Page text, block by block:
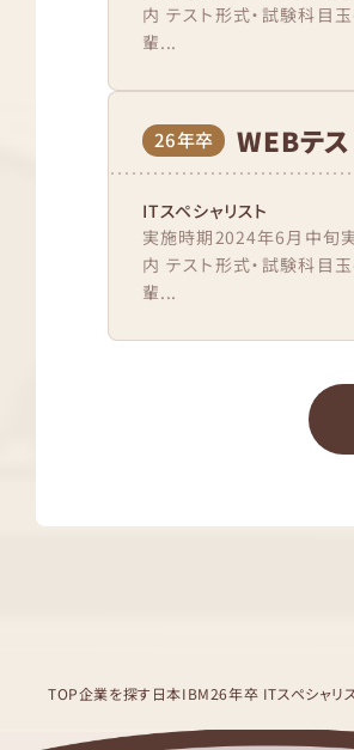
内 テスト形式・試験科目
輩...
26年卒 WEBテス
ITスペシャリスト
実施時期2024年6月中旬
内 テスト形式・試験科目
輩...
TOP企業を探す 日本IBM26年卒 ITスペシャリ